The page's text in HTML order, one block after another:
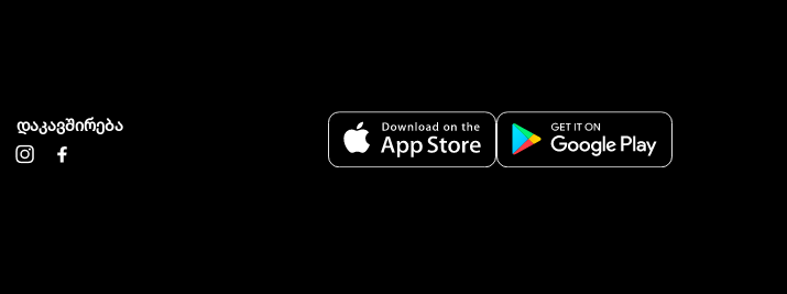
დაკავშირება